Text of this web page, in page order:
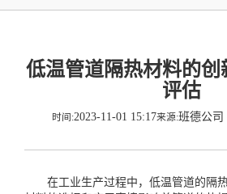
低温管道隔热材料的创
评估
时间:2023-11-01 15:17来源:班德公司
在工业生产过程中， 低温管道的隔